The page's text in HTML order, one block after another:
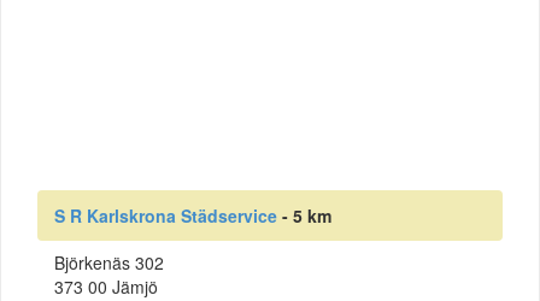
S R Karlskrona Städservice - 5 km
Björkenäs 302
373 00 Jämjö